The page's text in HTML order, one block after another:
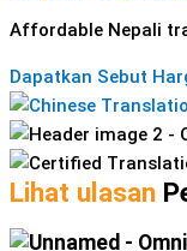
Affordable Nepali
Dapatkan Sebut
Lihat ulasan